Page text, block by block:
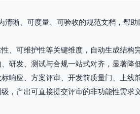
行审计期间，订单下单延迟P99与撮合吞吐
量订单与成交事件，审计缺口率为0（以跨
审计时限内完成（时限阈值在性能基线评审
，验证交易性能指标维持达标，对账结果无
分区延迟抖动在时间同步误差控制范围内。
清晰、可度量、可验收的规范文档，帮助
、可维护性等关键维度，自动生成结构
研发、测试与合规一站式对齐，显著降
响应、方案评审、开发前质量门、上线
，产出可直接提交评审的非功能性需求